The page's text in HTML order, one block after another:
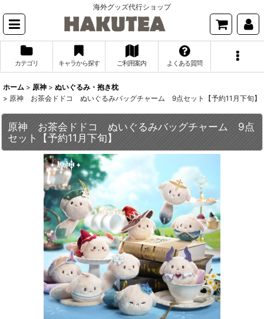
海外グッズ代行ショップ
カテゴリ キャラから探す ご利用案内 よくある質問
ホーム > 原神 > ぬいぐるみ・抱き枕
> 原神 お茶会ドドコ ぬいぐるみバッグチャーム 9点セット【予約11月下旬】
原神 お茶会ドドコ ぬいぐるみバッグチャーム 9点
セット【予約11月下旬】